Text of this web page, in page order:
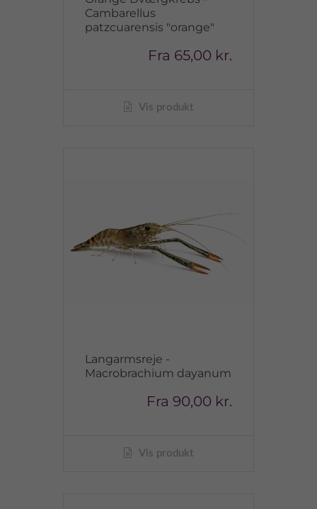
Cambarellus
patzcuarensis "orange"
Fra 65,00 kr.
Vis produkt
Langarmsreje -
Macrobrachium dayanum
Fra 90,00 kr.
Vis produkt